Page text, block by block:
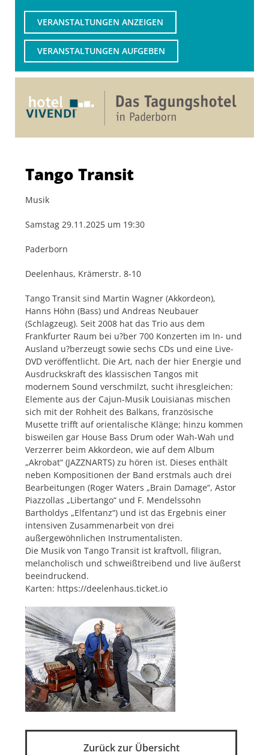
VERANSTALTUNGEN ANZEIGEN
VERANSTALTUNGEN AUFGEBEN
Tango Transit
Musik
Samstag 29.11.2025 um 19:30
Paderborn
Deelenhaus, Krämerstr. 8-10
Tango Transit sind Martin Wagner (Akkordeon),
Hanns Höhn (Bass) und Andreas Neubauer
(Schlagzeug). Seit 2008 hat das Trio aus dem
Frankfurter Raum bei u?ber 700 Konzerten im In- und
Ausland u?berzeugt sowie sechs CDs und eine Live-
DVD veröffentlicht. Die Art, nach der hier Energie und
Ausdruckskraft des klassischen Tangos mit
modernem Sound verschmilzt, sucht ihresgleichen:
Elemente aus der Cajun-Musik Louisianas mischen
sich mit der Rohheit des Balkans, französische
Musette trifft auf orientalische Klänge; hinzu kommen
bisweilen gar House Bass Drum oder Wah-Wah und
Verzerrer beim Akkordeon, wie auf dem Album
„Akrobat“ (JAZZNARTS) zu hören ist. Dieses enthält
neben Kompositionen der Band erstmals auch drei
Bearbeitungen (Roger Waters „Brain Damage“, Astor
Piazzollas „Libertango“ und F. Mendelssohn
Bartholdys „Elfentanz“) und ist das Ergebnis einer
intensiven Zusammenarbeit von drei
außergewöhnlichen Instrumentalisten.
Die Musik von Tango Transit ist kraftvoll, filigran,
melancholisch und schweißtreibend und live äußerst
beeindruckend.
Karten: https://deelenhaus.ticket.io
Zurück zur Übersicht